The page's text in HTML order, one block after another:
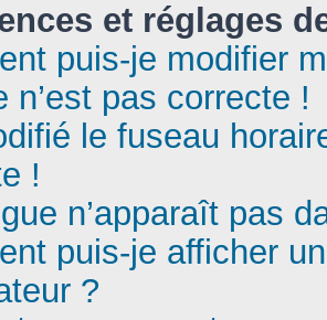
et réglages
puis-je modifier
n’est pas correcte !
le fuseau
!
n’apparaît pas
puis-je afficher
?